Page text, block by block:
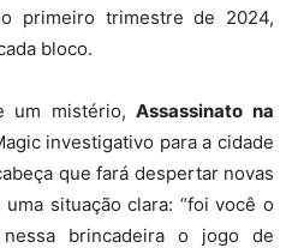
primeiro trimestre de 2024,
bloco.
um mistério,Assassinato na
investigativo para a cidade
que fará despertar novas
situação clara: “foi você o
brincadeira o jogo de